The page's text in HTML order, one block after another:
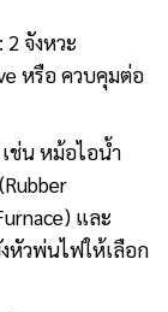
จังหวะ
หรือ ควบคุมต่อ
ช่น หม้อไอน้ำ
และ
หัวพ่นไฟให้เลือก